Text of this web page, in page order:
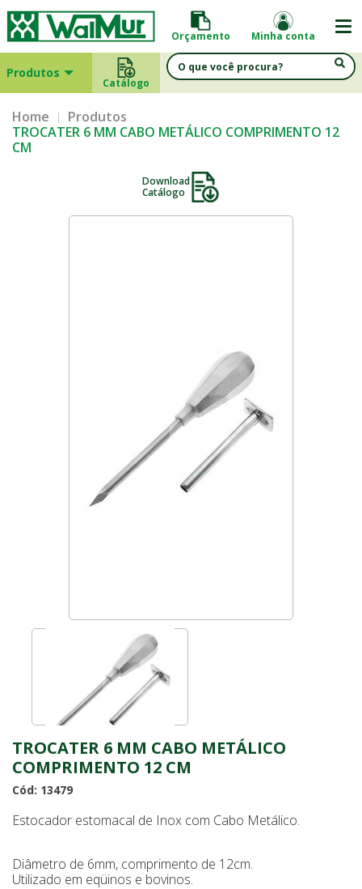
Orçamento Minha conta
Produtos
Catálogo
Home
Produtos
TROCATER 6 MM CABO METÁLICO COMPRIMENTO 12
CM
Download
Catálogo
TROCATER 6 MM CABO METÁLICO
COMPRIMENTO 12 CM
Cód: 13479
Estocador estomacal de Inox com Cabo Metálico.
Diâmetro de 6mm, comprimento de 12cm.
Utilizado em eqüinos e bovinos.